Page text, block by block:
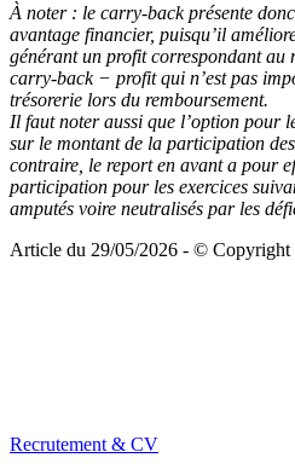
À noter : le carry-back présente
avantage financier, puisqu’il
générant un profit correspondant au
carry-back − profit qui n’est pas
trésorerie lors du remboursement.
Il faut noter aussi que l’option pour
sur le montant de la participation
contraire, le report en avant a pour
participation pour les exercices
amputés voire neutralisés par les
Article du 29/05/2026 - © Copyright
Recrutement & CV